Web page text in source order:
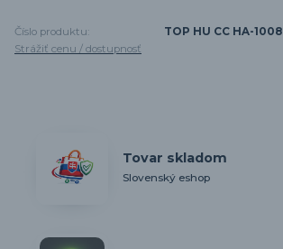
Číslo produktu:
TOP HU CC HA-1008
Strážiť cenu / dostupnosť
Tovar skladom
Slovenský eshop